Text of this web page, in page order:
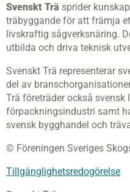
Svenskt Trä sprider
träbyggande för att främja
livskraftig sågverksnäring.
utbilda och driva teknisk
Svenskt Trä representerar
del av
Trä företräder också svensk
förpackningsindustri samt
svensk bygghandel och
© Föreningen Sveriges
Tillgänglighetsredogörelse